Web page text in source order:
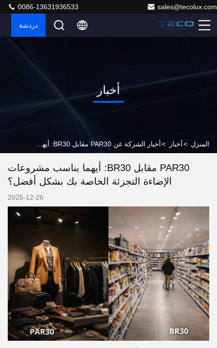
sales@tecolux.com
0086-13631936533
دردشة
أخبار
المنزل >أخبار >
PAR30 مقابل BR30: أيهما يناسب مشروعات
الإضاءة التجزئة الخاصة بك بشكل أفضل؟
2025-12-26